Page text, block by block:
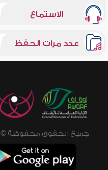
الاستماع
عدد مرات الحفظ
جميع الحقوق محفوظة © 2026 - 1998 لشبكة إسلام ويب